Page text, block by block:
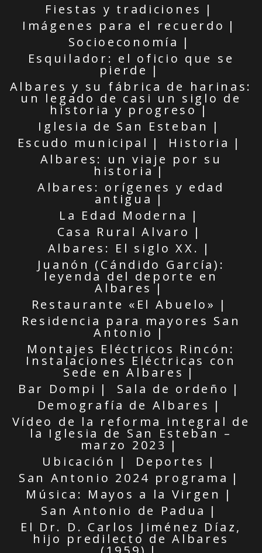
Fiestas y tradiciones
Imágenes para el recuerdo
Socioeconomía
Esquilador: el oficio que se
pierde
Albares y su fábrica de harinas:
un legado de casi un siglo de
historia y progreso
Iglesia de San Esteban
Escudo municipal
Historia
Albares: un viaje por su
historia
Albares: orígenes y edad
antigua
La Edad Moderna
Casa Rural Alvaro
Albares: El siglo XX.
Juanón (Cándido García):
leyenda del deporte en
Albares
Restaurante «El Abuelo»
Residencia para mayores San
Antonio
Montajes Eléctricos Rincón:
Instalaciones Eléctricas con
Sede en Albares
Bar Dompi
Sala de ordeño
Demografía de Albares
Vídeo de la reforma integral de
la Iglesia de San Esteban –
marzo 2023
Ubicación
Deportes
San Antonio 2024 programa
Música: Mayos a la Virgen
San Antonio de Padua
El Dr. D. Carlos Jiménez Díaz,
hijo predilecto de Albares